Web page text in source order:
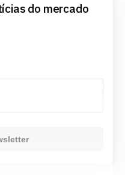
do mercado